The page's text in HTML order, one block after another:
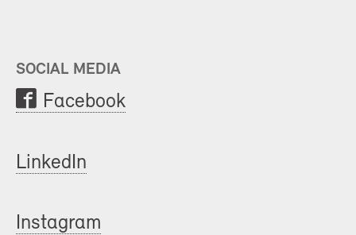
SOCIAL MEDIA
Facebook
LinkedIn
Instagram